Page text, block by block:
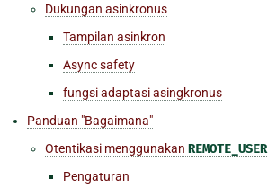
Dukungan asinkronus
Tampilan asinkron
Async safety
fungsi adaptasi asingkronus
Panduan "Bagaimana"
Otentikasi menggunakan REMOTE_USER
Pengaturan